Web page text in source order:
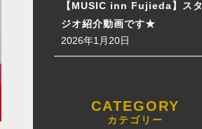
【MUSIC inn Fujieda】スタ
ジオ紹介動画です★
2026年1月20日
カテゴリー